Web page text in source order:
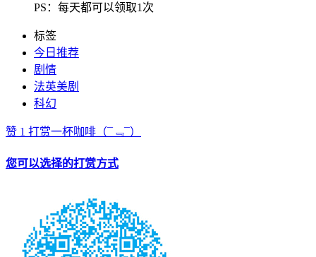
PS：每天都可以领取1次
标签
今日推荐
剧情
法英美剧
科幻
赞 1 打赏一杯咖啡 （¯﹃¯）
您可以选择的打赏方式